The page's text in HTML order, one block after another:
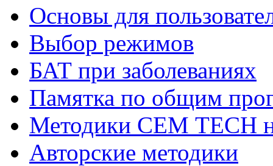
Основы для
Выбор режимов
БАТ при заболеваниях
Памятка по общим
Методики СЕМ ТЕСН
Авторские методики